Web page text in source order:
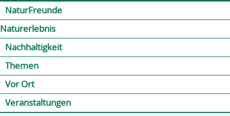
NaturFreunde
Naturerlebnis
Nachhaltigkeit
Themen
Vor Ort
Veranstaltungen